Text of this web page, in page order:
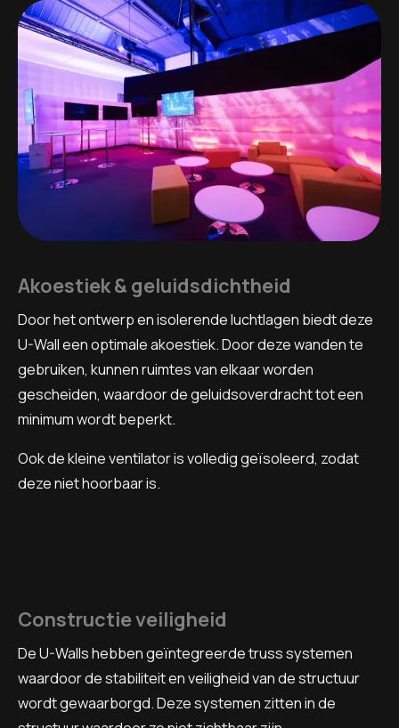
Akoestiek & geluidsdichtheid
Door het ontwerp en isolerende luchtlagen biedt deze
U-Wall een optimale akoestiek. Door deze wanden te
gebruiken, kunnen ruimtes van elkaar worden
gescheiden, waardoor de geluidsoverdracht tot een
minimum wordt beperkt.
Ook de kleine ventilator is volledig geïsoleerd, zodat
deze niet hoorbaar is.
Constructie veiligheid
De U-Walls hebben geïntegreerde truss systemen
waardoor de stabiliteit en veiligheid van de structuur
wordt gewaarborgd. Deze systemen zitten in de